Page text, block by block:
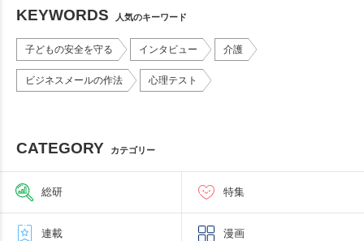
KEYWORDS 人気のキーワード
子どもの安全を守る インタビュー 介護
ビジネスメールの作法 心理テスト
CATEGORY カテゴリー
総研 特集
連載 漫画